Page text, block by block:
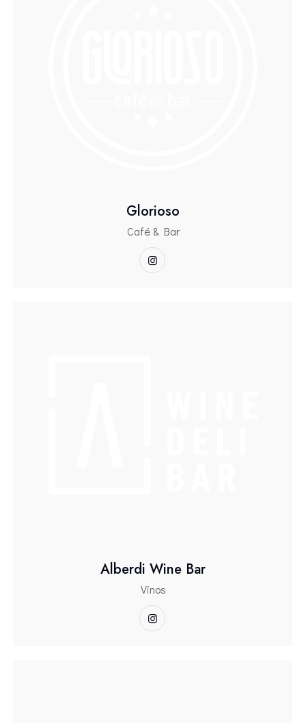
Glorioso
Café & Bar
Alberdi Wine Bar
Vinos